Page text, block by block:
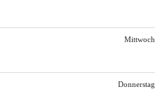
Mittwoch
Donnerstag